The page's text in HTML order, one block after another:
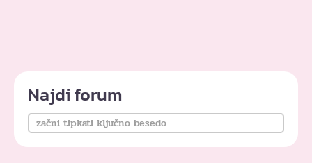
Najdi forum